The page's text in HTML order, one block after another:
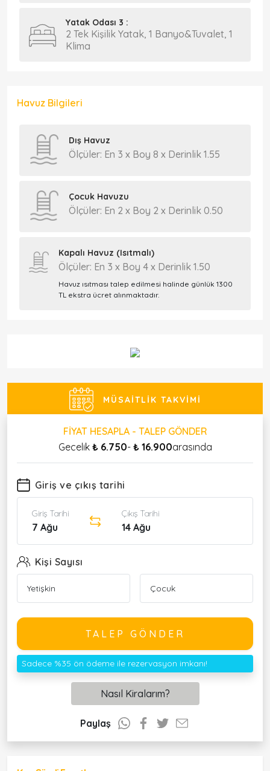
Yatak Odası 3 :
2 Tek Kişilik Yatak, 1 Banyo&Tuvalet, 1
Klima
Havuz Bilgileri
Dış Havuz
Ölçüler: En 3 x Boy 8 x Derinlik 1.55
Çocuk Havuzu
Ölçüler: En 2 x Boy 2 x Derinlik 0.50
Kapalı Havuz (Isıtmalı)
Ölçüler: En 3 x Boy 4 x Derinlik 1.50
Havuz ısıtması talep edilmesi halinde günlük 1300
TL ekstra ücret alınmaktadır.
MÜSAITLIK TAKVIMI
FIYAT HESAPLA - TALEP GÖNDER
Gecelik ₺ 6.750- ₺ 16.900arasında
Giriş ve çıkış tarihi
Giriş Tarihi
7 Ağu
Çıkış Tarihi
14 Ağu
Kişi Sayısı
TALEP GÖNDER
Sadece %35 ön ödeme ile rezervasyon imkanı!
Nasıl Kiralarım?
Paylaş